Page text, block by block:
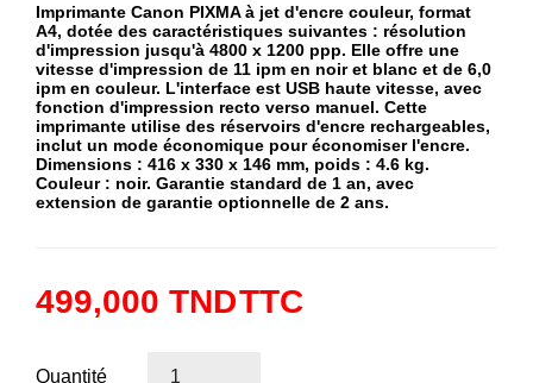
Imprimante Canon PIXMA à jet d'encre couleur, format
A4, dotée des caractéristiques suivantes : résolution
d'impression jusqu'à 4800 x 1200 ppp. Elle offre une
vitesse d'impression de 11 ipm en noir et blanc et de 6,0
ipm en couleur. L'interface est USB haute vitesse, avec
fonction d'impression recto verso manuel. Cette
imprimante utilise des réservoirs d'encre rechargeables,
inclut un mode économique pour économiser l'encre.
Dimensions : 416 x 330 x 146 mm, poids : 4.6 kg.
Couleur : noir. Garantie standard de 1 an, avec
extension de garantie optionnelle de 2 ans.
499,000 TNDTTC
Quantité